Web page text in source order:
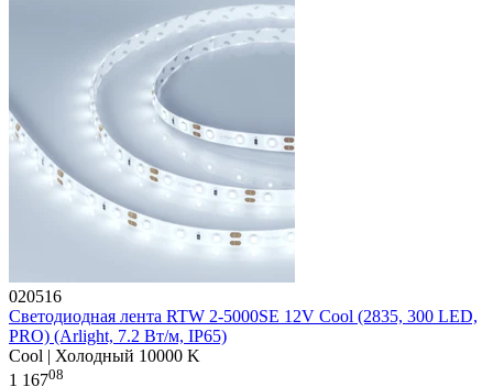
020516
Светодиодная лента RTW 2-5000SE 12V Cool (2835, 300 LED,
PRO) (Arlight, 7.2 Вт/м, IP65)
Cool | Холодный 10000 K
1 16708